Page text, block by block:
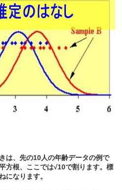
は、先の10人の年齢データの例で
方根、ここでは√10で割ります。標
になります。